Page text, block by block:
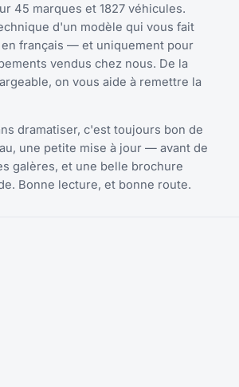
45 marques et 1827 véhicules.
d'un modèle qui vous fait
français — et uniquement pour
vendus chez nous. De la
on vous aide à remettre la
dramatiser, c'est toujours bon de
une petite mise à jour — avant de
galères, et une belle brochure
Bonne lecture, et bonne route.